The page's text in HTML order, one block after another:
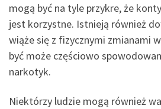
mogą być na tyle przykre, że
jest korzystne. Istnieją również
wiąże się z fizycznymi zmianami
być może częściowo
narkotyk.
Niektórzy ludzie mogą również